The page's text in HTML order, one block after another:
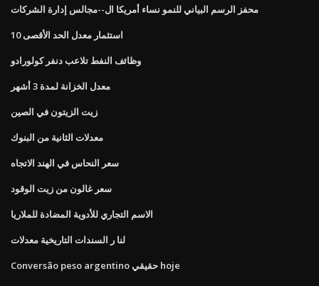
محفز الرسم البياني للنمو نساء أمريكا ال--مجالس إدارة الشركات
10 استثمار معدل الحد الأقصى
وظائف النفط تلاعب دنفر كولورادو
معدل الخزانة لمدة 3 أشهر
زيت الزيتون في الصين
معدلات الثانية من البنوك
سعر النحاس في الهند الاتجاه
سعر غالون من زيت الوقود
الاسم التجاري للأدوية المضادة للملاريا
لنا ر السندات التاريخية معدلات
Conversão peso argentino حقيقي hoje